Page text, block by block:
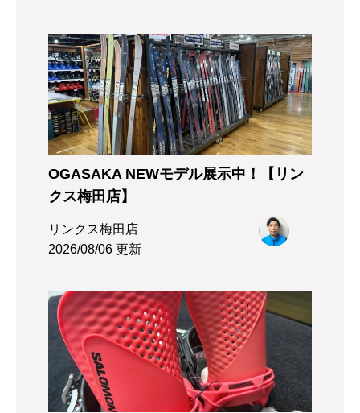
OGASAKA NEWモデル展示中！【リン
クス梅田店】
リンクス梅田店
2026/08/06 更新